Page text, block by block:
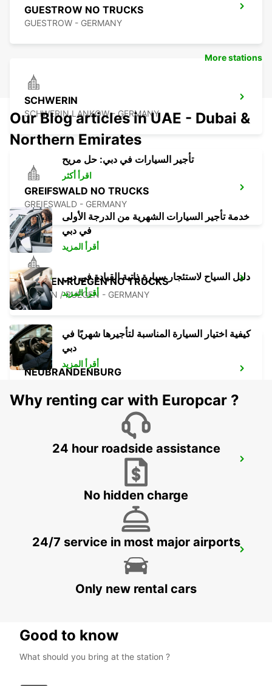
GUESTROW NO TRUCKS
GUESTROW - GERMANY
SCHWERIN
SCHWERIN LANKOW - GERMANY
GREIFSWALD NO TRUCKS
GREIFSWALD - GERMANY
BERGEN RUEGEN NO TRUCKS
BERGEN / RUEGEN - GERMANY
NEUBRANDENBURG
More stations
Our Blog articles in UAE - Dubai &
Northern Emirates
تأجير السيارات في دبي: حل مريح
اقرأ أكثر
خدمة تأجير السيارات الشهرية من الدرجة الأولى
في دبي
أقرأ المزيد
دليل السياح لاستئجار سيارة ذاتية القيادة في دبي
أقرأ المزيد
كيفية اختيار السيارة المناسبة لتأجيرها شهريًا في
دبي
أقرأ المزيد
Why renting car with Europcar ?
24 hour roadside assistance
No hidden charge
24/7 service in most major airports
Only new rental cars
Good to know
What should you bring at the station ?